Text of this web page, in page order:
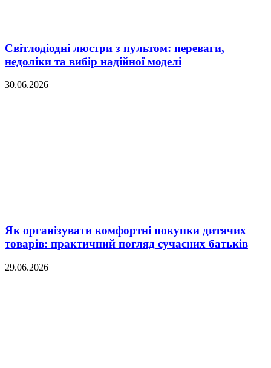
Світлодіодні люстри з пультом: переваги,
недоліки та вибір надійної моделі
30.06.2026
Як організувати комфортні покупки дитячих
товарів: практичний погляд сучасних батьків
29.06.2026